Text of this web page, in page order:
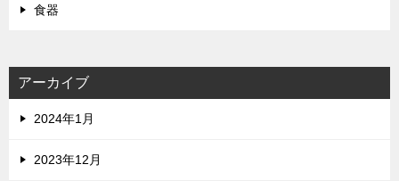
食器
アーカイブ
2024年1月
2023年12月